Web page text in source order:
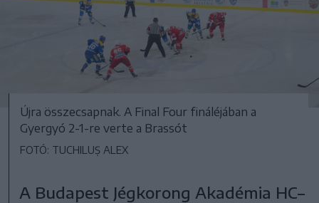
Újra összecsapnak. A Final Four fináléjában a
Gyergyó 2-1-re verte a Brassót
FOTÓ: TUCHILUȘ ALEX
A Budapest Jégkorong Akadémia HC–